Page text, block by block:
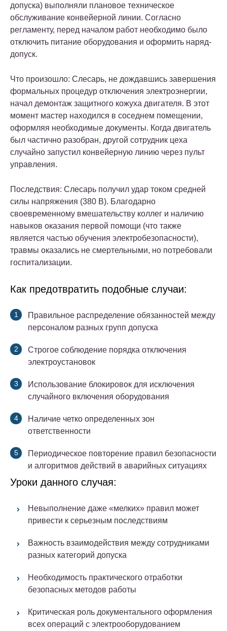
допуска) выполняли плановое техническое
обслуживание конвейерной линии. Согласно
регламенту, перед началом работ необходимо было
отключить питание оборудования и оформить наряд-
допуск.
Что произошло: Слесарь, не дождавшись завершения
формальных процедур отключения электроэнергии,
начал демонтаж защитного кожуха двигателя. В этот
момент мастер находился в соседнем помещении,
оформляя необходимые документы. Когда двигатель
был частично разобран, другой сотрудник цеха
случайно запустил конвейерную линию через пульт
управления.
Последствия: Слесарь получил удар током средней
силы напряжения (380 В). Благодарно
своевременному вмешательству коллег и наличию
навыков оказания первой помощи (что также
является частью обучения электробезопасности),
травмы оказались не смертельными, но потребовали
госпитализации.
Как предотвратить подобные случаи:
Правильное распределение обязанностей между
персоналом разных групп допуска
Строгое соблюдение порядка отключения
электроустановок
Использование блокировок для исключения
случайного включения оборудования
Наличие четко определенных зон
ответственности
Периодическое повторение правил безопасности
и алгоритмов действий в аварийных ситуациях
Уроки данного случая:
Невыполнение даже «мелких» правил может
привести к серьезным последствиям
Важность взаимодействия между сотрудниками
разных категорий допуска
Необходимость практического отработки
безопасных методов работы
Критическая роль документального оформления
всех операций с электрооборудованием